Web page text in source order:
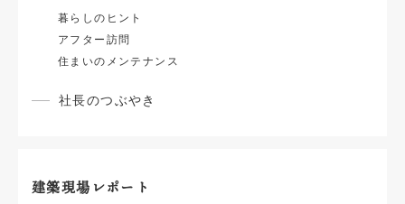
暮らしのヒント
アフター訪問
住まいのメンテナンス
社長のつぶやき
建築現場レポート